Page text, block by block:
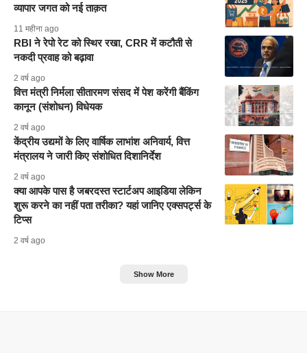
व्यापार जगत को नई ताक़त
11 महीना ago
RBI ने रेपो रेट को स्थिर रखा, CRR में कटौती से
नकदी प्रवाह को बढ़ावा
2 वर्ष ago
वित्त मंत्री निर्मला सीतारमण संसद में पेश करेंगी बैंकिंग
कानून (संशोधन) विधेयक
2 वर्ष ago
केंद्रीय उद्यमों के लिए वार्षिक लाभांश अनिवार्य, वित्त
मंत्रालय ने जारी किए संशोधित दिशानिर्देश
2 वर्ष ago
क्या आपके पास है जबरदस्त स्टार्टअप आइडिया लेकिन
शुरू करने का नहीं पता तरीका? यहां जानिए एक्सपर्ट्स के
टिप्स
2 वर्ष ago
Show More